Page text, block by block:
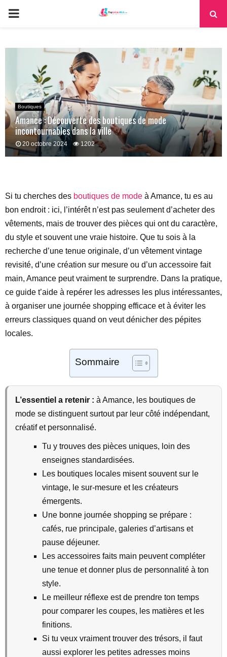
PRIMARY
Boutiques
Amance : Découverte des boutiques de mode
incontournables dans la ville
20 octobre 2024 1202
Si tu cherches des boutiques de mode à Amance, tu es au
bon endroit : ici, l’intérêt n’est pas seulement d’acheter des
vêtements, mais de trouver des pièces qui ont du caractère,
du style et souvent une vraie histoire. Que tu sois à la
recherche d’une tenue originale, d’un vêtement vintage
revisité, d’une création sur mesure ou d’un accessoire fait
main, Amance peut vraiment te surprendre. Dans la pratique,
ce guide t’aide à repérer les adresses les plus intéressantes,
à organiser une journée shopping efficace et à éviter les
erreurs classiques quand on veut dénicher des pépites
locales.
Sommaire
L’essentiel a retenir : à Amance, les boutiques de
mode se distinguent surtout par leur côté indépendant,
créatif et personnalisé.
Tu y trouves des pièces uniques, loin des
enseignes standardisées.
Les boutiques locales misent souvent sur le
vintage, le sur-mesure et les créateurs
émergents.
Une bonne journée shopping se prépare :
cafés, rue principale, galeries d’artisans et
pause déjeuner.
Les accessoires faits main peuvent compléter
une tenue et donner plus de personnalité à ton
style.
Le meilleur réflexe est de prendre ton temps
pour comparer les coupes, les matières et les
finitions.
Si tu veux vraiment trouver des trésors, il faut
aussi explorer les petites adresses moins